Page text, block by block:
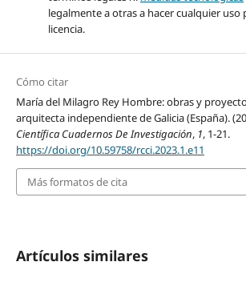
legalmente a otras a hacer cualquier
licencia.
Cómo citar
María del Milagro Rey Hombre: obras y
arquitecta independiente de Galicia (España).
Científica Cuadernos De Investigación, 1, 1-21.
https://doi.org/10.59758/rcci.2023.1.e11
Más formatos de cita
Artículos similares